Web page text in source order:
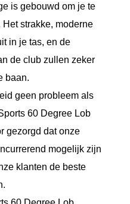
is gebouwd om je te
strakke, moderne
in je tas, en de
de club zullen zeker
baan.
geen probleem als
60 Degree Lob
gezorgd dat onze
mogelijk zijn
klanten de beste